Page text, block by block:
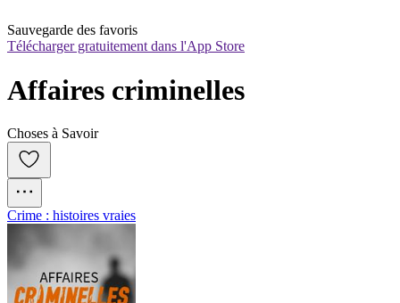
Sauvegarde des favoris
Télécharger gratuitement dans l'App Store
Affaires criminelles
Choses à Savoir
Crime : histoires vraies